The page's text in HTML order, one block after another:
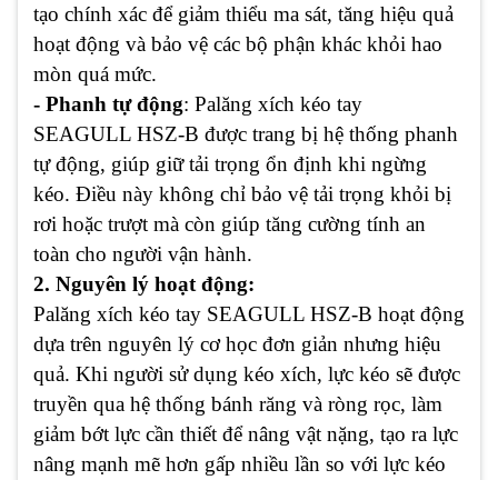
tạo chính xác để giảm thiểu ma sát, tăng hiệu quả
hoạt động và bảo vệ các bộ phận khác khỏi hao
mòn quá mức.
- Phanh tự động: Palăng xích kéo tay
SEAGULL HSZ-B được trang bị hệ thống phanh
tự động, giúp giữ tải trọng ổn định khi ngừng
kéo. Điều này không chỉ bảo vệ tải trọng khỏi bị
rơi hoặc trượt mà còn giúp tăng cường tính an
toàn cho người vận hành.
2. Nguyên lý hoạt động:
Palăng xích kéo tay SEAGULL HSZ-B hoạt động
dựa trên nguyên lý cơ học đơn giản nhưng hiệu
quả. Khi người sử dụng kéo xích, lực kéo sẽ được
truyền qua hệ thống bánh răng và ròng rọc, làm
giảm bớt lực cần thiết để nâng vật nặng, tạo ra lực
nâng mạnh mẽ hơn gấp nhiều lần so với lực kéo